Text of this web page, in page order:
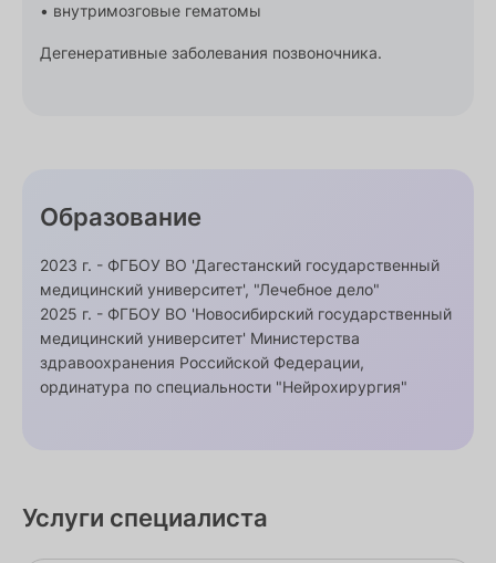
• внутримозговые гематомы
Дегенеративные заболевания позвоночника.
Образование
2023 г. - ФГБОУ ВО 'Дагестанский государственный
медицинский университет', "Лечебное дело"
2025 г. - ФГБОУ ВО 'Новосибирский государственный
медицинский университет' Министерства
здравоохранения Российской Федерации,
ординатура по специальности "Нейрохирургия"
Услуги специалиста